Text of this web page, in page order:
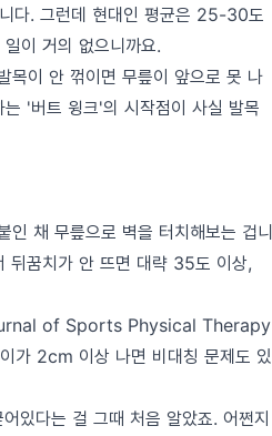
다. 그런데 현대인 평균은 25-30도
이 거의 없으니까요.
목이 안 꺾이면 무릎이 앞으로 못 나
'버트 윙크'의 시작점이 사실 발목
채 무릎으로 벽을 터치해보는 겁니
뒤꿈치가 안 뜨면 대략 35도 이상,
of Sports Physical Therapy
가 2cm 이상 나면 비대칭 문제도 있
있다는 걸 그때 처음 알았죠. 어쩐지